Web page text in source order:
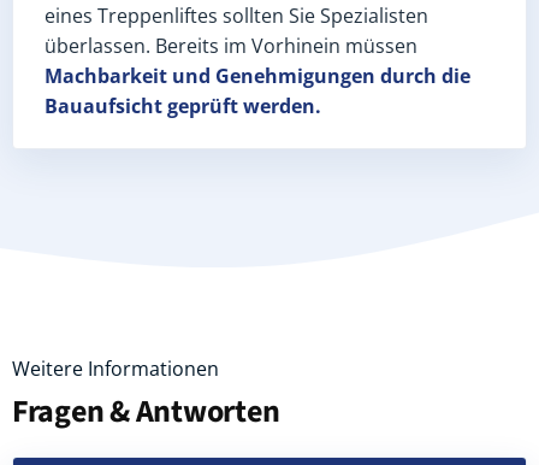
eines Treppenliftes sollten Sie Spezialisten
überlassen. Bereits im Vorhinein müssen
Machbarkeit und Genehmigungen durch die
Bauaufsicht geprüft werden.
Weitere Informationen
Fragen & Antworten